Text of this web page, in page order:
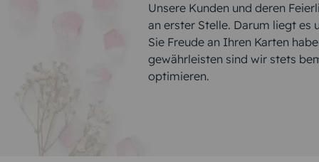
Unsere Kunden und deren
an erster Stelle. Darum liegt es
Sie Freude an Ihren Karten
gewährleisten sind wir stets
optimieren.